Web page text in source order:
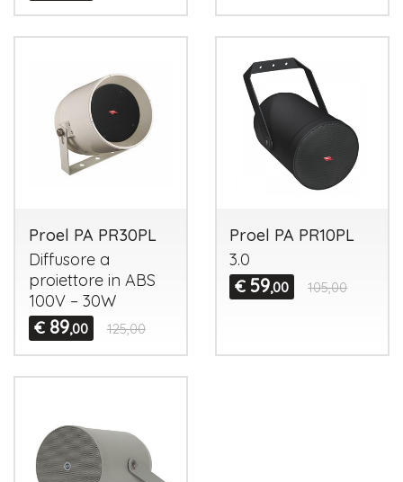
Proel PA PR30PL
Diffusore a
proiettore in ABS
100V – 30W
€ 89,00 125,00
Proel PA PR10PL
3.0
€ 59,00 105,00